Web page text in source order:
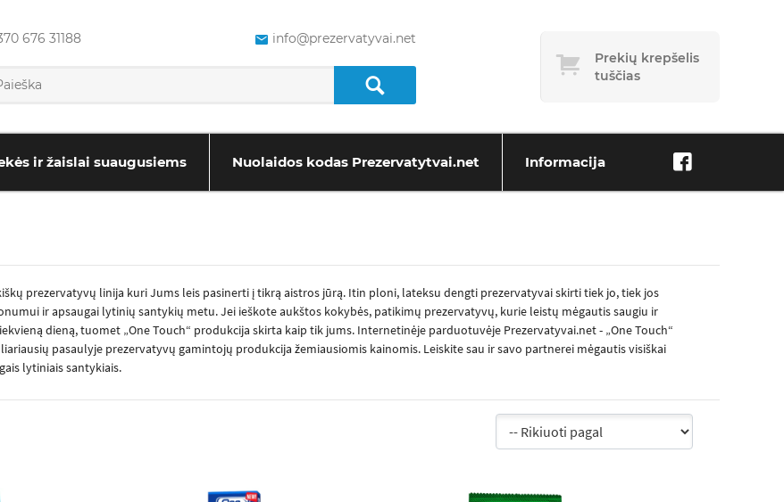
676 31188
info@prezervatyvai.net
Prekių krepšelis
tuščias
ir žaislai suaugusiems Nuolaidos kodas Prezervatytvai.net Informacija
prezervatyvų linija kuri Jums leis pasinerti į tikrą aistros jūrą. Itin ploni, lateksu dengti prezervatyvai skirti tiek jo, tiek jos
ir apsaugai lytinių santykių metu. Jei ieškote aukštos kokybės, patikimų prezervatyvų, kurie leistų mėgautis saugiu ir
dieną, tuomet „One Touch“ produkcija skirta kaip tik jums. Internetinėje parduotuvėje Prezervatyvai.net - „One Touch“
pasaulyje prezervatyvų gamintojų produkcija žemiausiomis kainomis. Leiskite sau ir savo partnerei mėgautis visiškai
lytiniais santykiais.